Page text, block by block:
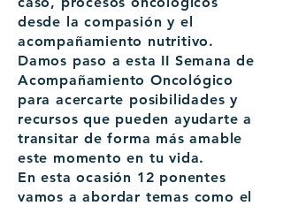
desde la compasión y el
acompañamiento nutritivo.
Damos paso a esta II Semana de
Acompañamiento Oncológico
para acercarte posibilidades y
recursos que pueden ayudarte a
transitar de forma más amable
este momento en tu vida.
En esta ocasión 12 ponentes
vamos a abordar temas como el